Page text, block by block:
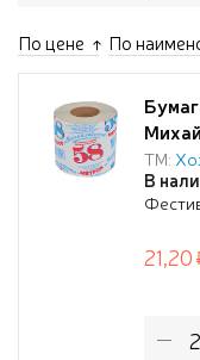
По цене По
ТМ:
В
21,20